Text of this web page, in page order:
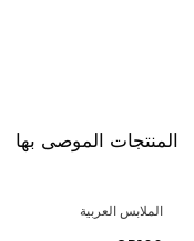
المنتجات الموصى بها
الملابس العربية